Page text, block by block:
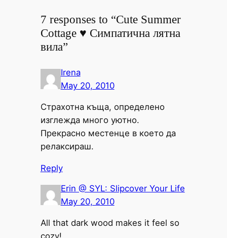
7 responses to “Cute Summer
Cottage ♥ Симпатична лятна
вила”
Irena
May 20, 2010
Страхотна къща, определено
изглежда много уютно.
Прекрасно местенце в което да
релаксираш.
Reply
Erin @ SYL: Slipcover Your Life
May 20, 2010
All that dark wood makes it feel so